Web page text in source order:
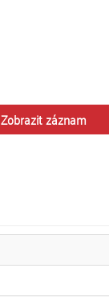
Zobrazit záznam